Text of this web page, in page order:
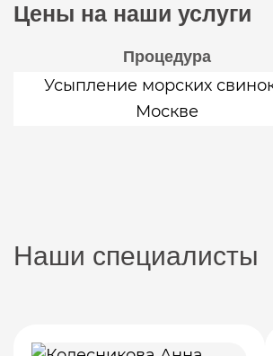
Цены на наши услуги
Процедура
Усыпление морских
Москве
Наши специалисты